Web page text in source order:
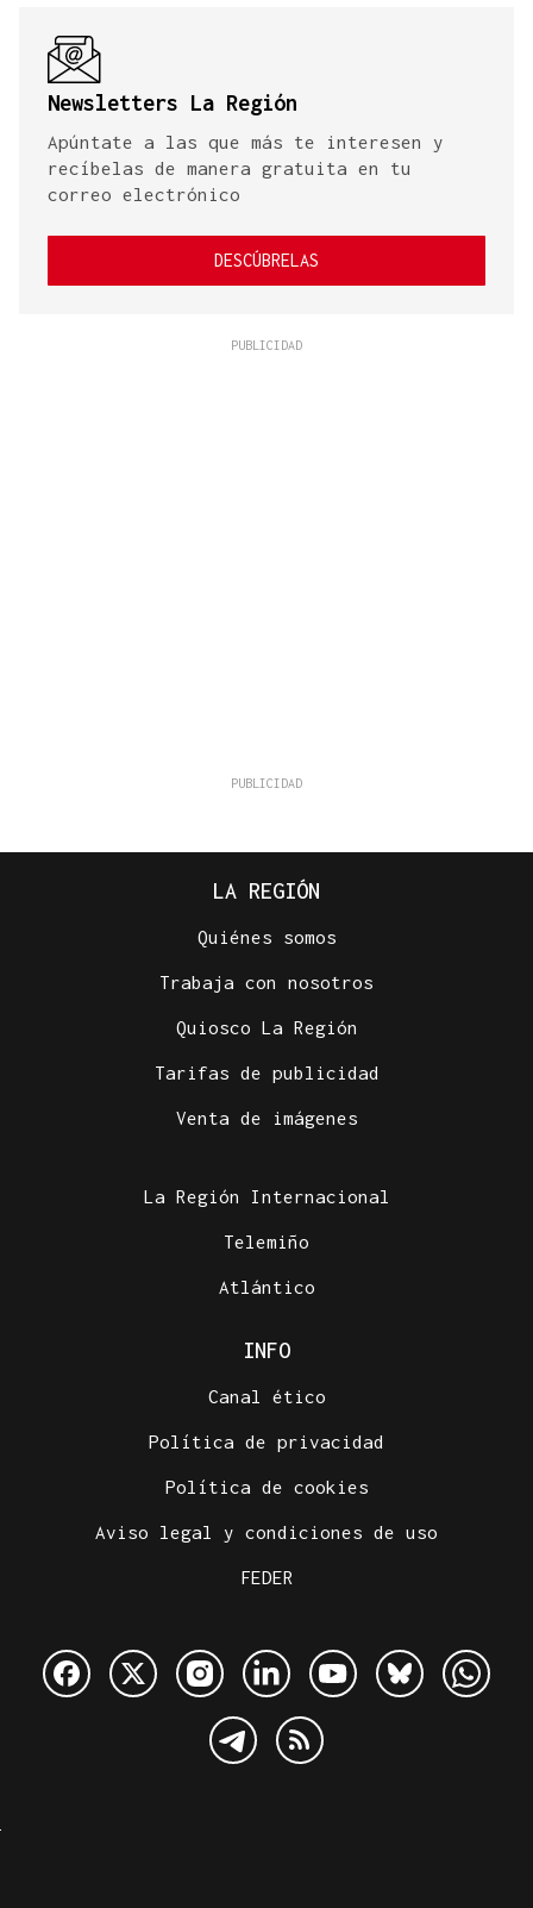
Newsletters La Región
Apúntate a las que más te interesen y
recíbelas de manera gratuita en tu
correo electrónico
DESCÚBRELAS
LA REGIÓN
Quiénes somos
Trabaja con nosotros
Quiosco La Región
Tarifas de publicidad
Venta de imágenes
La Región Internacional
Telemiño
Atlántico
INFO
Canal ético
Política de privacidad
Política de cookies
Aviso legal y condiciones de uso
FEDER